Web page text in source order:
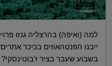
ייבנו הפנטהאוזים בכיכר
בשבוע שעבר בציר